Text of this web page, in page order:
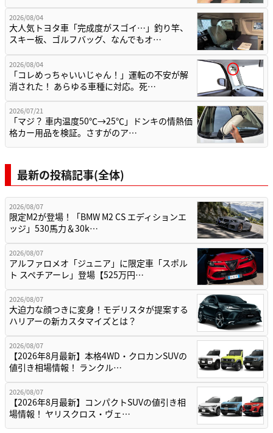
2026/08/04
大人気トヨタ車「完成度がスゴイ…」釣り竿、
スキー板、ゴルフバッグ、なんでもオ…
2026/08/04
「コレめっちゃいいじゃん！」運転の不安が解
消された！ あらゆる車種に対応。死…
2026/07/21
「マジ？ 車内温度50℃→25℃」ドンキの情熱価
格カー用品を検証。さすがのア…
最新の投稿記事(全体)
2026/08/07
限定M2が登場！「BMW M2 CS エディションエ
ッジ」530馬力＆30k…
2026/08/07
アルファロメオ「ジュニア」に限定車「スポル
ト スペチアーレ」登場【525万円…
2026/08/07
大迫力な顔つきに変身！モデリスタが提案する
ハリアーの新カスタマイズとは？
2026/08/07
【2026年8月最新】本格4WD・クロカンSUVの
値引き相場情報！ ランクル…
2026/08/07
【2026年8月最新】コンパクトSUVの値引き相
場情報！ ヤリスクロス・ヴェ…